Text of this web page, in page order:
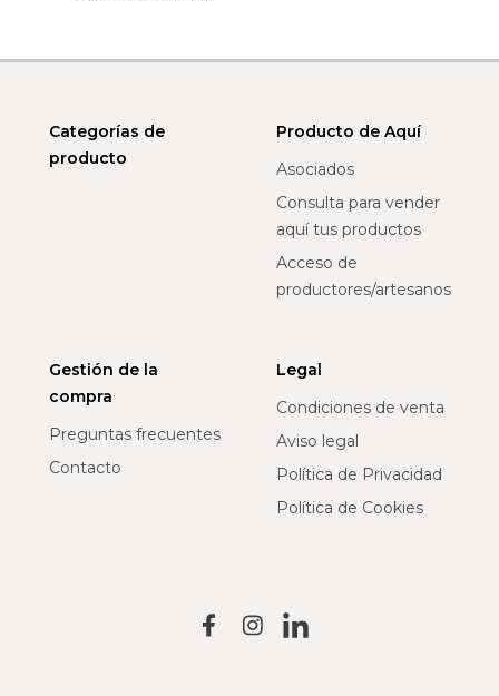
Categorías de
producto
Producto de Aquí
Asociados
Consulta para vender
aquí tus productos
Acceso de
productores/artesanos
Gestión de la
compra
Preguntas frecuentes
Contacto
Legal
Condiciones de venta
Aviso legal
Política de Privacidad
Política de Cookies